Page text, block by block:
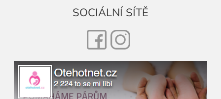
SOCIÁLNÍ SÍTĚ
FacebookInstagram